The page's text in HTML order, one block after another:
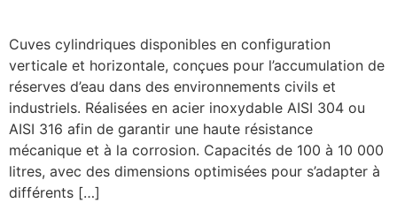
Cuves cylindriques disponibles en configuration
verticale et horizontale, conçues pour l’accumulation de
réserves d’eau dans des environnements civils et
industriels. Réalisées en acier inoxydable AISI 304 ou
AISI 316 afin de garantir une haute résistance
mécanique et à la corrosion. Capacités de 100 à 10 000
litres, avec des dimensions optimisées pour s’adapter à
différents […]